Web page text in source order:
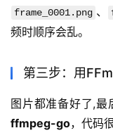
frame_0001.png 、
频时顺序会乱。
第三步：用
图片都准备好了,最
ffmpeg-go，代码